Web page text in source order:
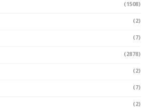
(1508)
(2)
(7)
(2878)
(2)
(7)
(2)